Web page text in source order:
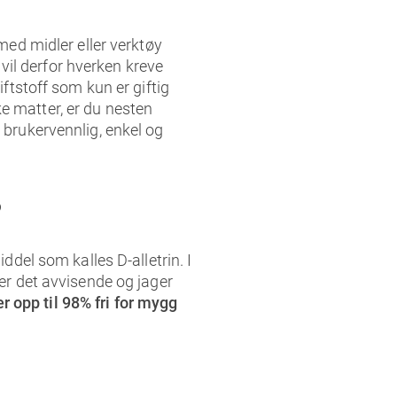
midler eller verktøy
derfor hverken kreve
som kun er giftig
matter, er du nesten
enkel og
som kalles D-alletrin. I
det avvisende og jager
opp til 98% fri for mygg